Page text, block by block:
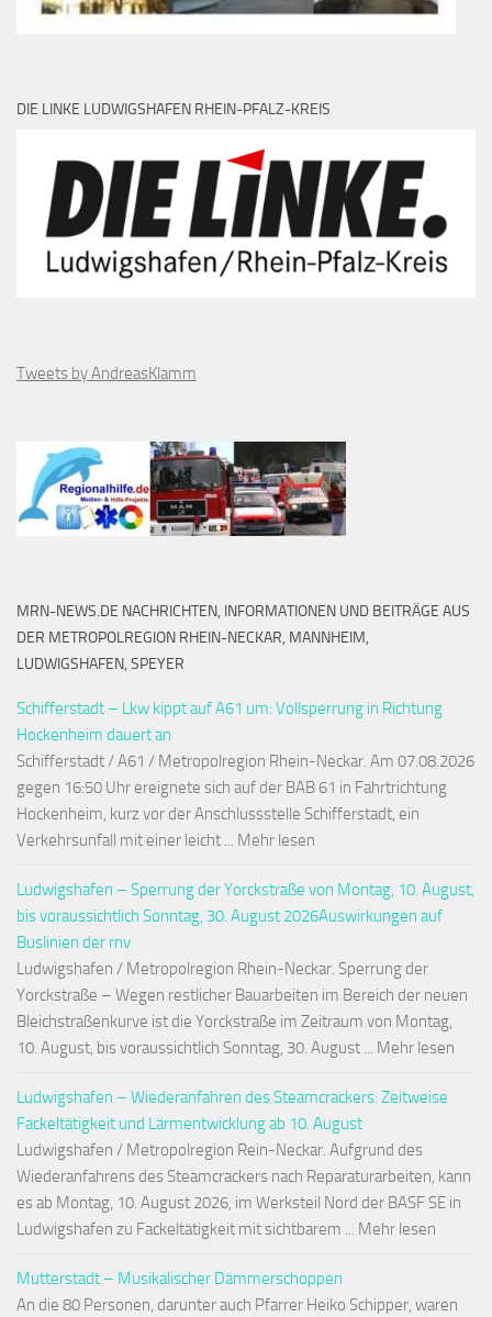
DIE LINKE LUDWIGSHAFEN RHEIN-PFALZ-KREIS
Tweets by AndreasKlamm
MRN-NEWS.DE NACHRICHTEN, INFORMATIONEN UND BEITRÄGE AUS
DER METROPOLREGION RHEIN-NECKAR, MANNHEIM,
LUDWIGSHAFEN, SPEYER
Schifferstadt – Lkw kippt auf A61 um: Vollsperrung in Richtung
Hockenheim dauert an
Schifferstadt / A61 / Metropolregion Rhein-Neckar. Am 07.08.2026
gegen 16:50 Uhr ereignete sich auf der BAB 61 in Fahrtrichtung
Hockenheim, kurz vor der Anschlussstelle Schifferstadt, ein
Verkehrsunfall mit einer leicht ... Mehr lesen
Ludwigshafen – Sperrung der Yorckstraße von Montag, 10. August,
bis voraussichtlich Sonntag, 30. August 2026Auswirkungen auf
Buslinien der rnv
Ludwigshafen / Metropolregion Rhein-Neckar. Sperrung der
Yorckstraße – Wegen restlicher Bauarbeiten im Bereich der neuen
Bleichstraßenkurve ist die Yorckstraße im Zeitraum von Montag,
10. August, bis voraussichtlich Sonntag, 30. August ... Mehr lesen
Ludwigshafen – Wiederanfahren des Steamcrackers: Zeitweise
Fackeltätigkeit und Lärmentwicklung ab 10. August
Ludwigshafen / Metropolregion Rein-Neckar. Aufgrund des
Wiederanfahrens des Steamcrackers nach Reparaturarbeiten, kann
es ab Montag, 10. August 2026, im Werksteil Nord der BASF SE in
Ludwigshafen zu Fackeltätigkeit mit sichtbarem ... Mehr lesen
Mutterstadt – Musikalischer Dämmerschoppen
An die 80 Personen, darunter auch Pfarrer Heiko Schipper, waren